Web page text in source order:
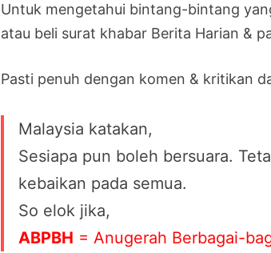
Untuk mengetahui bintang-bintang
atau beli surat khabar Berita Harian &
Pasti penuh dengan komen & kritikan
Malaysia katakan,
Sesiapa pun boleh bersuara.
kebaikan pada semua.
So elok jika,
ABPBH = Anugerah Berbagai-